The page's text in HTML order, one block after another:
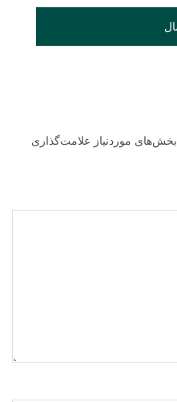
بخش‌های موردنیاز علامت‌گذاری